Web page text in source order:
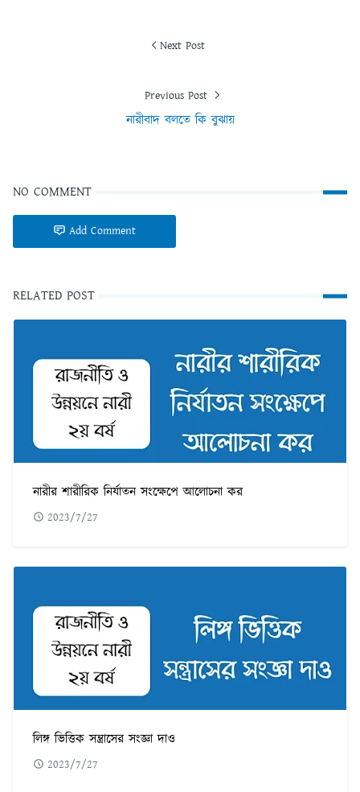
Next Post
Previous Post
নারীবাদ বলতে কি বুঝায়
NO COMMENT
Add Comment
RELATED POST
নারীর শারীরিক নির্যাতন সংক্ষেপে আলোচনা কর
2023/7/27
লিঙ্গ ভিত্তিক সন্ত্রাসের সংজ্ঞা দাও
2023/7/27